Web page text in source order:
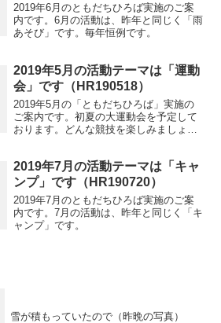
2019年6月のともだちひろば実施のご案
内です。6月の活動は、昨年と同じく「雨
あそび」です。毎年恒例です。
2019年5月の活動テーマは「運動
会」です（HR190518）
2019年5月の「ともだちひろば」実施の
ご案内です。初夏の大運動会を予定して
おります。どんな競技を楽しみましょう
2019年7月の活動テーマは「キャ
ンプ」です（HR190720）
2019年7月のともだちひろば実施のご案
内です。7月の活動は、昨年と同じく「キ
ャンプ」です。
雪が積もっていたので（昨晩の写真）